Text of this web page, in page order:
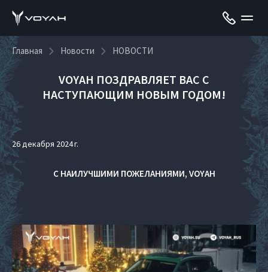
Главная Новости НОВОСТИ
VOYAH ПОЗДРАВЛЯЕТ ВАС С
НАСТУПАЮЩИМ НОВЫМ ГОДОМ!
26 декабря 2024 г.
С НАИЛУЧШИМИ ПОЖЕЛАНИЯМИ, VOYAH